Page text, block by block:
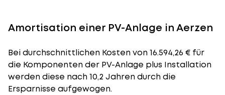
Amortisation einer PV-Anlage in Aerzen
Bei durchschnittlichen Kostenvon 16.594,26 € für
die Komponenten der PV-Anlage plus Installation
werden diese nach 10,2 Jahren durch die
Ersparnisse aufgewogen.